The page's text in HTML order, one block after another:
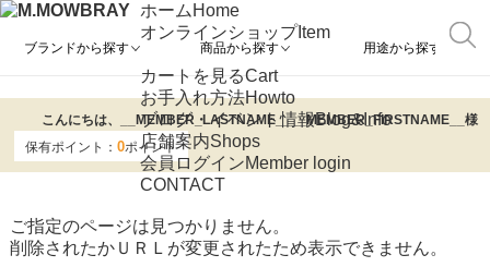
ホーム Home
オンラインショップItem
カートを見るCart
お手入れ方法Howto
ブログ・イベント情報Blog&Info
店舗案内Shops
会員ログインMember login
CONTACT
ブランドから探す 商品から探す 用途から探す
こんにちは、 __MEMBER_LASTNAME____MEMBER_FIRSTNAME__ 様
保有ポイント：0ポイント
ご指定のページは見つかりません。
削除されたかＵＲＬが変更されたため表示できません。